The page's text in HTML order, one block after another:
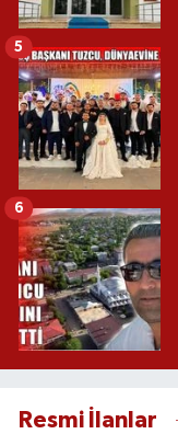
5
6
Resmi İlanlar